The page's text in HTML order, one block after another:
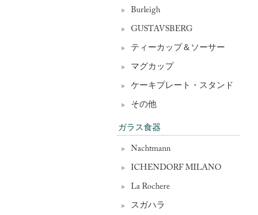
Burleigh
GUSTAVSBERG
ティーカップ＆ソーサー
マグカップ
ケーキプレート・スタンド
その他
ガラス食器
Nachtmann
ICHENDORF MILANO
La Rochere
スガハラ